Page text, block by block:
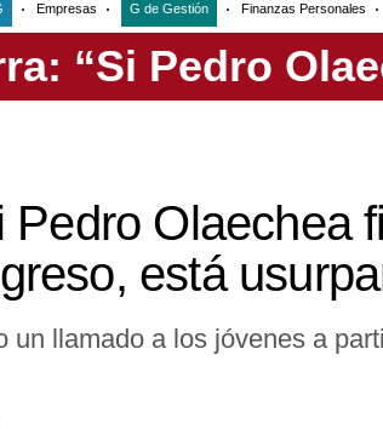
Empresas G de Gestión Finanzas Personales
Pedro Olaechea
está
un llamado a los jóvenes a